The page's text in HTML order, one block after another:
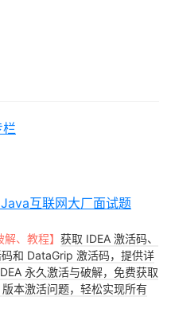
互联网大厂面试题
、教程】 获取 IDEA 激活码、
和 DataGrip 激活码，提供详
永久激活与破解，免费获取
本激活问题，轻松实现所有